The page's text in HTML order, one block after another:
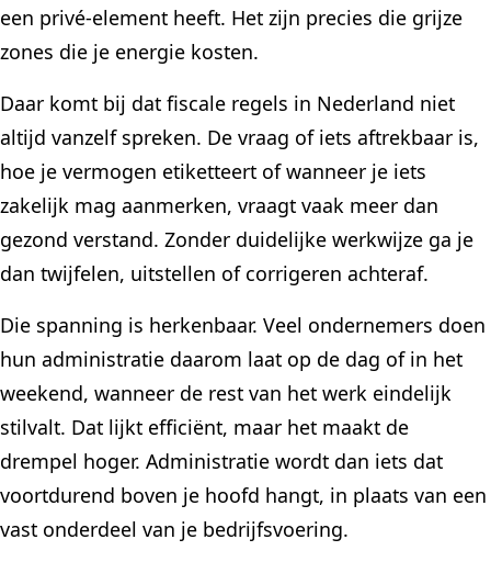
een privé-element heeft. Het zijn precies die grijze
zones die je energie kosten.
Daar komt bij dat fiscale regels in Nederland niet
altijd vanzelf spreken. De vraag of iets aftrekbaar is,
hoe je vermogen etiketteert of wanneer je iets
zakelijk mag aanmerken, vraagt vaak meer dan
gezond verstand. Zonder duidelijke werkwijze ga je
dan twijfelen, uitstellen of corrigeren achteraf.
Die spanning is herkenbaar. Veel ondernemers doen
hun administratie daarom laat op de dag of in het
weekend, wanneer de rest van het werk eindelijk
stilvalt. Dat lijkt efficiënt, maar het maakt de
drempel hoger. Administratie wordt dan iets dat
voortdurend boven je hoofd hangt, in plaats van een
vast onderdeel van je bedrijfsvoering.